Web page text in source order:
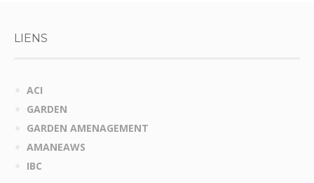
LIENS
ACI
GARDEN
GARDEN AMENAGEMENT
AMANEAWS
IBC